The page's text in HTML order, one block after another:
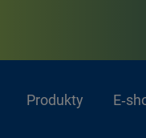
Produkty